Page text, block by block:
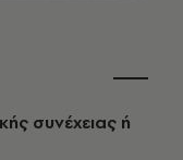
συνέχειας ή